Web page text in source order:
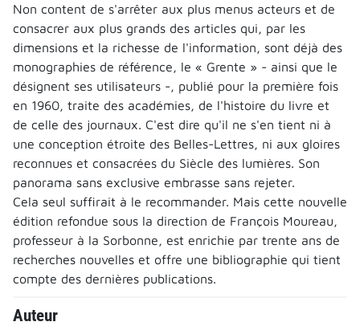
Non content de s'arrêter aux plus menus acteurs et de
consacrer aux plus grands des articles qui, par les
dimensions et la richesse de l'information, sont déjà des
monographies de référence, le « Grente » - ainsi que le
désignent ses utilisateurs -, publié pour la première fois
en 1960, traite des académies, de l'histoire du livre et
de celle des journaux. C'est dire qu'il ne s'en tient ni à
une conception étroite des Belles-Lettres, ni aux gloires
reconnues et consacrées du Siècle des lumières. Son
panorama sans exclusive embrasse sans rejeter.
Cela seul suffirait à le recommander. Mais cette nouvelle
édition refondue sous la direction de François Moureau,
professeur à la Sorbonne, est enrichie par trente ans de
recherches nouvelles et offre une bibliographie qui tient
compte des dernières publications.
Auteur